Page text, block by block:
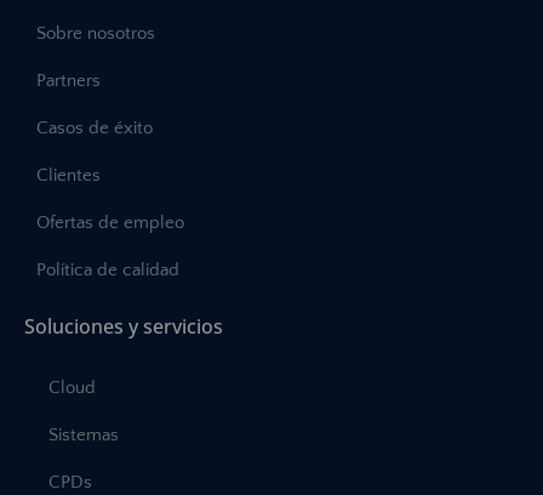
Sobre nosotros
Partners
Casos de éxito
Clientes
Ofertas de empleo
Política de calidad
Soluciones y servicios
Cloud
Sistemas
CPDs